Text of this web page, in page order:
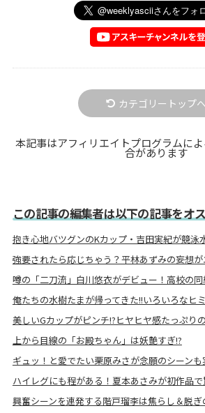
カテゴリートップへ
本記事はアフィリエイトプログラムに
合があります
この記事の編集者は以下の記事をオ
抱き心地バツグンのKカップ・吉田実紀が競泳
強要されたら応じちゃう？平林あずみの妄想
噂の「二刀流」白川悠衣がデビュー！高校の
俺たちの水樹たまが帰ってきた!!いろいろなヒ
美しいGカップがピンチ!?ヒヤヒヤ感たっぷり
上から目線の「お殿ちゃん」は妖艶すぎ!?
ギュッ！と愛でたい栗原みさが念願のシーンも
ハイレグにも程がある！夏本あさみが初作品
興奮シーンを連発する階戸瑠李は焦らし＆脱ぎ